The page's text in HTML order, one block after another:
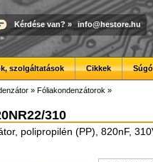
Kérdése van? » info@hestore.hu
szolgáltatások Cikkek Súgó
» Fóliakondenzátorok »
310
polipropilén (PP), 820nF,